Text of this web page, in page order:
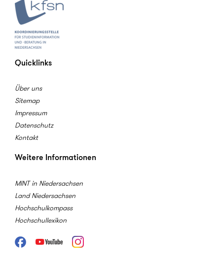
Quicklinks
Über uns
Sitemap
Impressum
Datenschutz
Kontakt
Weitere Informationen
MINT in Niedersachsen
Land Niedersachsen
Hochschulkompass
Hochschullexikon
FacebookYoutube Instagram